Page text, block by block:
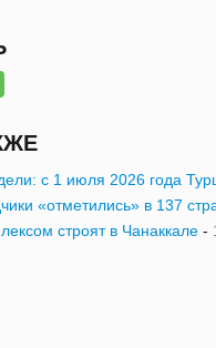
с 1 июля 2026 года
«отметились» в 137
строят в Чанаккале -